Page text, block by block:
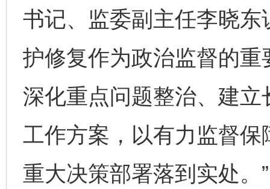
书记、监委副主任李晓东
护修复作为政治监督的
深化重点问题整治、建
工作方案，以有力监督
重大决策部署落到实处。”